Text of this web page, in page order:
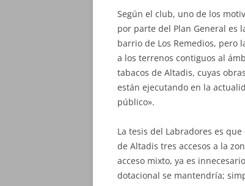
Según el club, uno de los
por parte del Plan General es
barrio de Los Remedios, pero
a los terrenos contiguos al
tabacos de Altadis, cuyas
están ejecutando en la
público».
La tesis del Labradores es
de Altadis tres accesos a la
acceso mixto, ya es
dotacional se mantendría;